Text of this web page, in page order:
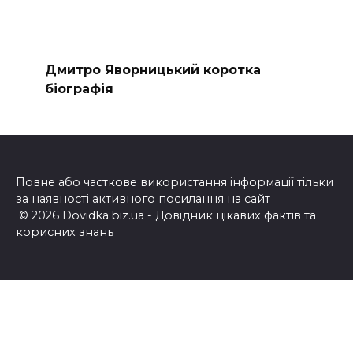
Дмитро Яворницький коротка
біографія
Повне або часткове використання інформації тільки
за наявності активного посилання на сайт
© 2026 Dovidka.biz.ua - Довідник цікавих фактів та
корисних знань